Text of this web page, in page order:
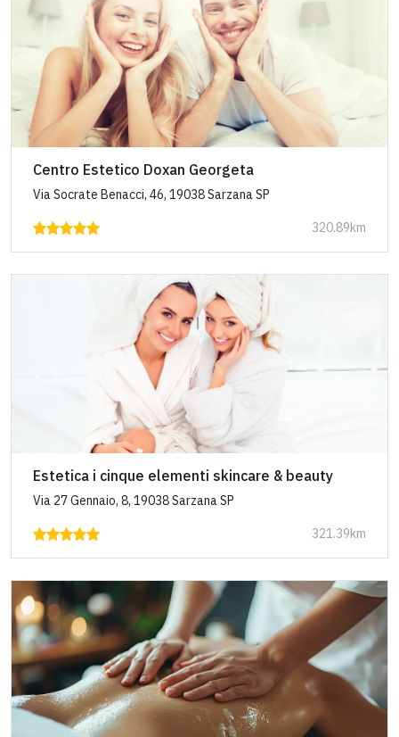
Centro Estetico Doxan Georgeta
Via Socrate Benacci, 46, 19038 Sarzana SP
320.89km
Estetica i cinque elementi skincare & beauty
Via 27 Gennaio, 8, 19038 Sarzana SP
321.39km